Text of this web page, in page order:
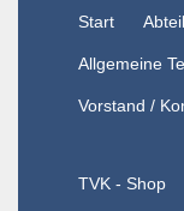
Start
Allgemeine
Vorstand /
TVK - Shop